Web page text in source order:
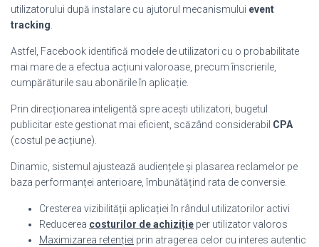
utilizatorului după instalare cu ajutorul mecanismului event
tracking
Astfel, Facebook identifică modele de utilizatori cu o probabilitate
mai mare de a efectua acțiuni valoroase, precum înscrierile,
cumpărăturile sau abonările în aplicație.
Prin direcționarea inteligentă spre acești utilizatori, bugetul
publicitar este gestionat mai eficient, scăzând considerabil CPA
(costul pe acțiune).
Dinamic, sistemul ajustează audiențele și plasarea reclamelor pe
baza performanței anterioare, îmbunătățind rata de conversie.
Cresterea vizibilității aplicației în rândul utilizatorilor activi
Reducerea costurilor de achiziție per utilizator valoros
Maximizarea retenției prin atragerea celor cu interes autentic